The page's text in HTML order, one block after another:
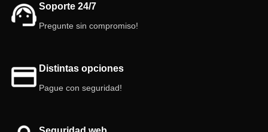
Soporte 24/7
Pregunte sin compromiso!
Distintas opciones
Pague con seguridad!